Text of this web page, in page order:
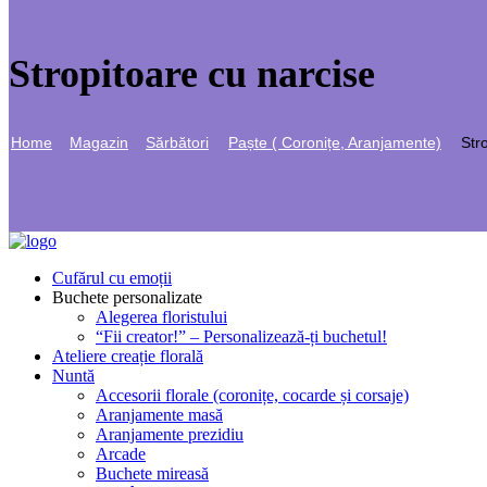
Stropitoare cu narcise
Home Magazin Sărbători Paște ( Coronițe, Aranjamente)
Cufărul cu emoții
Buchete personalizate
Alegerea floristului
“Fii creator!” – Personalizează-ți buchetul!
Ateliere creație florală
Nuntă
Accesorii florale (coronițe, cocarde și corsaje)
Aranjamente masă
Aranjamente prezidiu
Arcade
Buchete mireasă